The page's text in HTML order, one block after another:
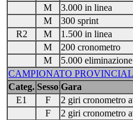
M
3.000 in linea
M
300 sprint
R2
M 1.500 in linea
M
200 cronometro
M
5.000 eliminazione
CAMPIONATO
Categ. Sesso Gara
E1
F 2 giri cronometro
F
2 giri cronometro